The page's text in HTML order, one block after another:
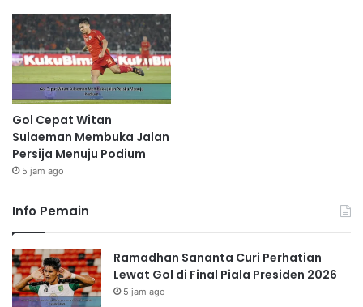
Gol Cepat Witan
Sulaeman Membuka Jalan
Persija Menuju Podium
5 jam ago
Info Pemain
Ramadhan Sananta Curi Perhatian
Lewat Gol di Final Piala Presiden 2026
5 jam ago